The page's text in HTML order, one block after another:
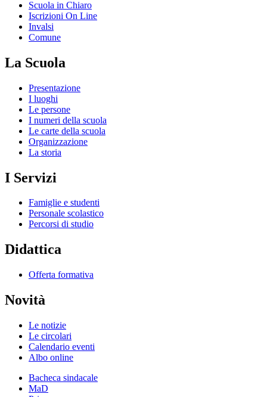
Scuola in Chiaro
Iscrizioni On Line
Invalsi
Comune
La Scuola
Presentazione
I luoghi
Le persone
I numeri della scuola
Le carte della scuola
Organizzazione
La storia
I Servizi
Famiglie e studenti
Personale scolastico
Percorsi di studio
Didattica
Offerta formativa
Novità
Le notizie
Le circolari
Calendario eventi
Albo online
Bacheca sindacale
MaD